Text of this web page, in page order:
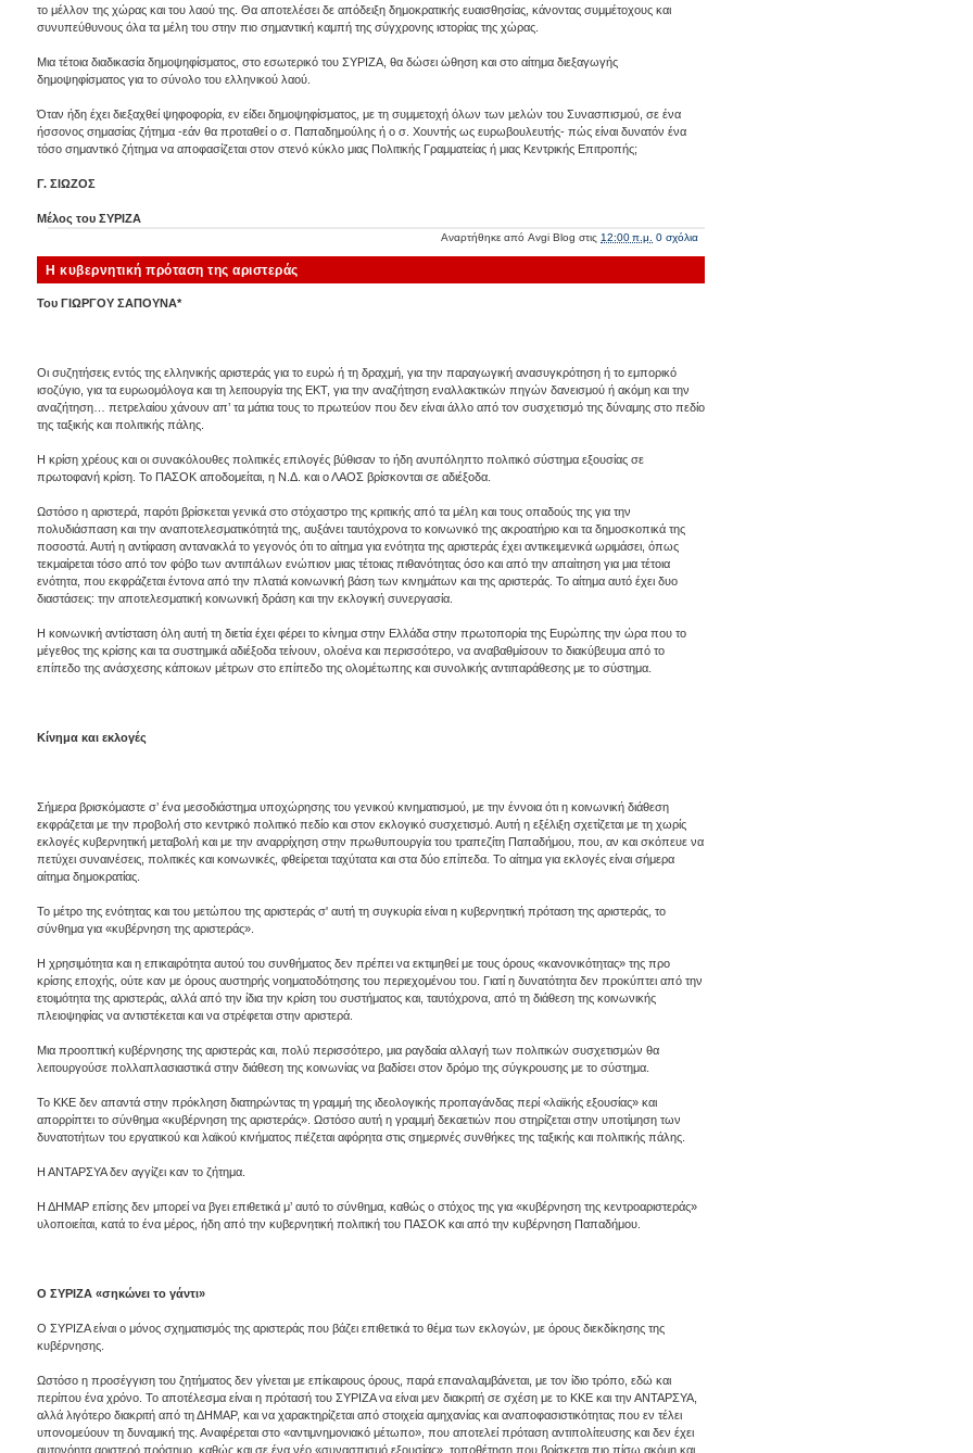
το μέλλον της χώρας και του λαού της. Θα αποτελέσει δε απόδειξη δημοκρατικής ευαισθησίας, κάνοντας συμμέτοχους και
συνυπεύθυνους όλα τα μέλη του στην πιο σημαντική καμπή της σύγχρονης ιστορίας της χώρας.
Μια τέτοια διαδικασία δημοψηφίσματος, στο εσωτερικό του ΣΥΡΙΖΑ, θα δώσει ώθηση και στο αίτημα διεξαγωγής
δημοψηφίσματος για το σύνολο του ελληνικού λαού.
Όταν ήδη έχει διεξαχθεί ψηφοφορία, εν είδει δημοψηφίσματος, με τη συμμετοχή όλων των μελών του Συνασπισμού, σε ένα
ήσσονος σημασίας ζήτημα -εάν θα προταθεί ο σ. Παπαδημούλης ή ο σ. Χουντής ως ευρωβουλευτής- πώς είναι δυνατόν ένα
τόσο σημαντικό ζήτημα να αποφασίζεται στον στενό κύκλο μιας Πολιτικής Γραμματείας ή μιας Κεντρικής Επιτροπής;
Γ. ΣΙΩΖΟΣ
Μέλος του ΣΥΡΙΖΑ
Αναρτήθηκε από Avgi Blog στις 12:00 π.μ. 0 σχόλια
Η κυβερνητική πρόταση της αριστεράς
Του ΓΙΩΡΓΟΥ ΣΑΠΟΥΝΑ*
Οι συζητήσεις εντός της ελληνικής αριστεράς για το ευρώ ή τη δραχμή, για την παραγωγική ανασυγκρότηση ή το εμπορικό
ισοζύγιο, για τα ευρωομόλογα και τη λειτουργία της ΕΚΤ, για την αναζήτηση εναλλακτικών πηγών δανεισμού ή ακόμη και την
αναζήτηση… πετρελαίου χάνουν απ’ τα μάτια τους το πρωτεύον που δεν είναι άλλο από τον συσχετισμό της δύναμης στο πεδίο
της ταξικής και πολιτικής πάλης.
Η κρίση χρέους και οι συνακόλουθες πολιτικές επιλογές βύθισαν το ήδη ανυπόληπτο πολιτικό σύστημα εξουσίας σε
πρωτοφανή κρίση. Το ΠΑΣΟΚ αποδομείται, η Ν.Δ. και ο ΛΑΟΣ βρίσκονται σε αδιέξοδα.
Ωστόσο η αριστερά, παρότι βρίσκεται γενικά στο στόχαστρο της κριτικής από τα μέλη και τους οπαδούς της για την
πολυδιάσπαση και την αναποτελεσματικότητά της, αυξάνει ταυτόχρονα το κοινωνικό της ακροατήριο και τα δημοσκοπικά της
ποσοστά. Αυτή η αντίφαση αντανακλά το γεγονός ότι το αίτημα για ενότητα της αριστεράς έχει αντικειμενικά ωριμάσει, όπως
τεκμαίρεται τόσο από τον φόβο των αντιπάλων ενώπιον μιας τέτοιας πιθανότητας όσο και από την απαίτηση για μια τέτοια
ενότητα, που εκφράζεται έντονα από την πλατιά κοινωνική βάση των κινημάτων και της αριστεράς. Το αίτημα αυτό έχει δυο
διαστάσεις: την αποτελεσματική κοινωνική δράση και την εκλογική συνεργασία.
Η κοινωνική αντίσταση όλη αυτή τη διετία έχει φέρει το κίνημα στην Ελλάδα στην πρωτοπορία της Ευρώπης την ώρα που το
μέγεθος της κρίσης και τα συστημικά αδιέξοδα τείνουν, ολοένα και περισσότερο, να αναβαθμίσουν το διακύβευμα από το
επίπεδο της ανάσχεσης κάποιων μέτρων στο επίπεδο της ολομέτωπης και συνολικής αντιπαράθεσης με το σύστημα.
Κίνημα και εκλογές
Σήμερα βρισκόμαστε σ’ ένα μεσοδιάστημα υποχώρησης του γενικού κινηματισμού, με την έννοια ότι η κοινωνική διάθεση
εκφράζεται με την προβολή στο κεντρικό πολιτικό πεδίο και στον εκλογικό συσχετισμό. Αυτή η εξέλιξη σχετίζεται με τη χωρίς
εκλογές κυβερνητική μεταβολή και με την αναρρίχηση στην πρωθυπουργία του τραπεζίτη Παπαδήμου, που, αν και σκόπευε να
πετύχει συναινέσεις, πολιτικές και κοινωνικές, φθείρεται ταχύτατα και στα δύο επίπεδα. Το αίτημα για εκλογές είναι σήμερα
αίτημα δημοκρατίας.
Το μέτρο της ενότητας και του μετώπου της αριστεράς σ' αυτή τη συγκυρία είναι η κυβερνητική πρόταση της αριστεράς, το
σύνθημα για «κυβέρνηση της αριστεράς».
Η χρησιμότητα και η επικαιρότητα αυτού του συνθήματος δεν πρέπει να εκτιμηθεί με τους όρους «κανονικότητας» της προ
κρίσης εποχής, ούτε καν με όρους αυστηρής νοηματοδότησης του περιεχομένου του. Γιατί η δυνατότητα δεν προκύπτει από την
ετοιμότητα της αριστεράς, αλλά από την ίδια την κρίση του συστήματος και, ταυτόχρονα, από τη διάθεση της κοινωνικής
πλειοψηφίας να αντιστέκεται και να στρέφεται στην αριστερά.
Μια προοπτική κυβέρνησης της αριστεράς και, πολύ περισσότερο, μια ραγδαία αλλαγή των πολιτικών συσχετισμών θα
λειτουργούσε πολλαπλασιαστικά στην διάθεση της κοινωνίας να βαδίσει στον δρόμο της σύγκρουσης με το σύστημα.
Το ΚΚΕ δεν απαντά στην πρόκληση διατηρώντας τη γραμμή της ιδεολογικής προπαγάνδας περί «λαϊκής εξουσίας» και
απορρίπτει το σύνθημα «κυβέρνηση της αριστεράς». Ωστόσο αυτή η γραμμή δεκαετιών που στηρίζεται στην υποτίμηση των
δυνατοτήτων του εργατικού και λαϊκού κινήματος πιέζεται αφόρητα στις σημερινές συνθήκες της ταξικής και πολιτικής πάλης.
Η ΑΝΤΑΡΣΥΑ δεν αγγίζει καν το ζήτημα.
Η ΔΗΜΑΡ επίσης δεν μπορεί να βγει επιθετικά μ’ αυτό το σύνθημα, καθώς ο στόχος της για «κυβέρνηση της κεντροαριστεράς»
υλοποιείται, κατά το ένα μέρος, ήδη από την κυβερνητική πολιτική του ΠΑΣΟΚ και από την κυβέρνηση Παπαδήμου.
Ο ΣΥΡΙΖΑ «σηκώνει το γάντι»
Ο ΣΥΡΙΖΑ είναι ο μόνος σχηματισμός της αριστεράς που βάζει επιθετικά το θέμα των εκλογών, με όρους διεκδίκησης της
κυβέρνησης.
Ωστόσο η προσέγγιση του ζητήματος δεν γίνεται με επίκαιρους όρους, παρά επαναλαμβάνεται, με τον ίδιο τρόπο, εδώ και
περίπου ένα χρόνο. Το αποτέλεσμα είναι η πρότασή του ΣΥΡΙΖΑ να είναι μεν διακριτή σε σχέση με το ΚΚΕ και την ΑΝΤΑΡΣΥΑ,
αλλά λιγότερο διακριτή από τη ΔΗΜΑΡ, και να χαρακτηρίζεται από στοιχεία αμηχανίας και αναποφασιστικότητας που εν τέλει
υπονομεύουν τη δυναμική της. Αναφέρεται στο «αντιμνημονιακό μέτωπο», που αποτελεί πρόταση αντιπολίτευσης και δεν έχει
αυτονόητα αριστερό πρόσημο, καθώς και σε ένα νέο «συνασπισμό εξουσίας», τοποθέτηση που βρίσκεται πιο πίσω ακόμη και